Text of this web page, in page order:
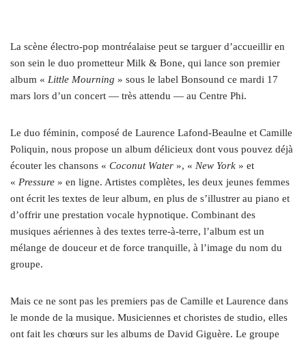
La scène électro-pop montréalaise peut se targuer d’accueillir en
son sein le duo prometteur Milk & Bone, qui lance son premier
album « Little Mourning » sous le label Bonsound ce mardi 17
mars lors d’un concert — très attendu — au Centre Phi.
Le duo féminin, composé de Laurence Lafond-Beaulne et Camille
Poliquin, nous propose un album délicieux dont vous pouvez déjà
écouter les chansons « Coconut Water », « New York » et
« Pressure » en ligne. Artistes complètes, les deux jeunes femmes
ont écrit les textes de leur album, en plus de s’illustrer au piano et
d’offrir une prestation vocale hypnotique. Combinant des
musiques aériennes à des textes terre-à-terre, l’album est un
mélange de douceur et de force tranquille, à l’image du nom du
groupe.
Mais ce ne sont pas les premiers pas de Camille et Laurence dans
le monde de la musique. Musiciennes et choristes de studio, elles
ont fait les chœurs sur les albums de David Giguère. Le groupe